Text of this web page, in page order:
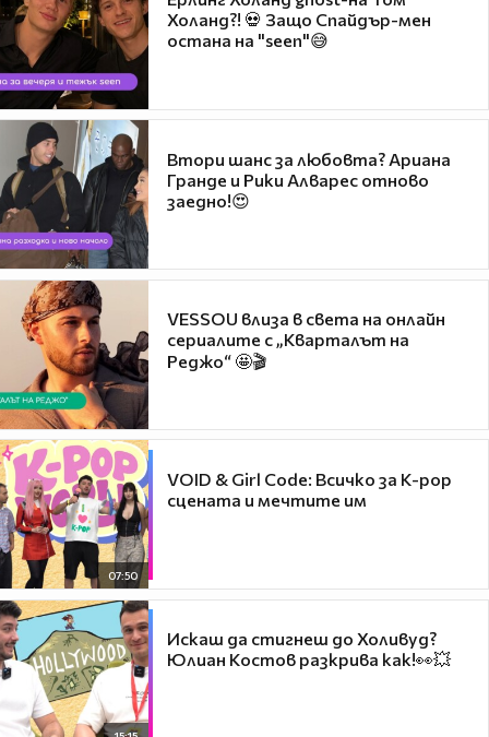
Холанд?! 💀 Защо Спайдър-мен
остана на "seen"😅
Втори шанс за любовта? Ариана
Гранде и Рики Алварес отново
заедно!😍
VESSOU влиза в света на онлайн
сериалите с „Кварталът на
Реджо“ 🤩🎬
07:50
VOID & Girl Code: Всичко за K-pop
сцената и мечтите им
Искаш да стигнеш до Холивуд?
Юлиан Костов разкрива как!👀💥